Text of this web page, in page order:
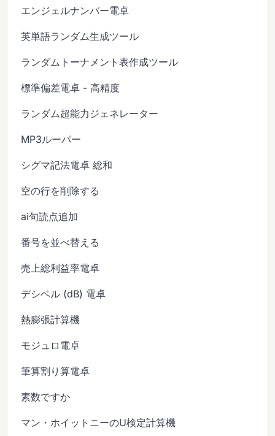
エンジェルナンバー電卓
英単語ランダム生成ツール
ランダムトーナメント表作成ツール
標準偏差電卓 - 高精度
ランダム超能力ジェネレーター
MP3ルーパー
シグマ記法電卓 総和
空の行を削除する
ai句読点追加
番号を並べ替える
売上総利益率電卓
デシベル (dB) 電卓
熱膨張計算機
モジュロ電卓
筆算割り算電卓
素数ですか
マン・ホイットニーのU検定計算機